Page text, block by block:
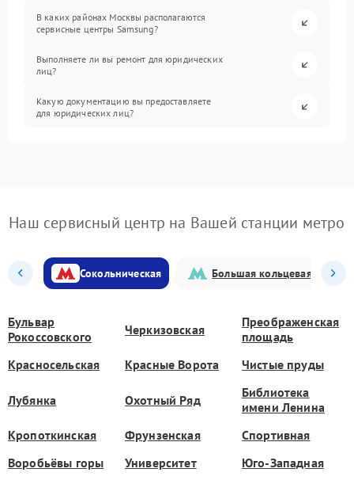
В каких районах Москвы располагаются
сервисные центры Samsung?
Выполняете ли вы ремонт для юридических
лиц?
Какую документацию вы предоставляете
для юридических лиц?
Наш сервисный центр на Вашей станции метро
Сокольническая Большая кольцевая
Бульвар
Рокоссовского
Черкизовская
Преображенская
площадь
Красносельская
Красные Ворота Чистые пруды
Лубянка Охотный Ряд
Библиотека
имени Ленина
Кропоткинская
Фрунзенская
Спортивная
Воробьёвы горы
Университет Юго-Западная